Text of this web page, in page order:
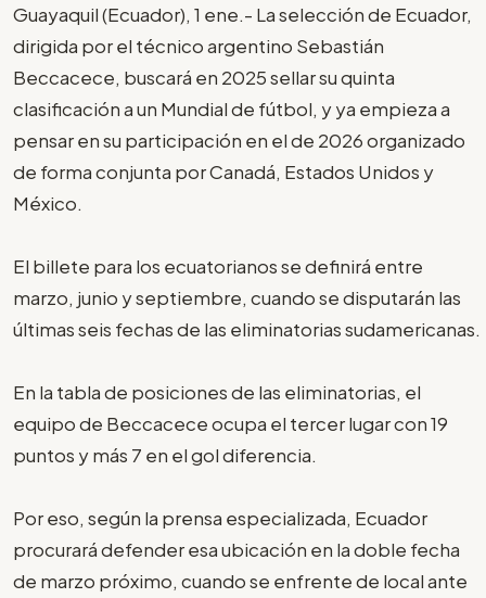
Guayaquil (Ecuador), 1 ene.- La selección de Ecuador,
dirigida por el técnico argentino Sebastián
Beccacece, buscará en 2025 sellar su quinta
clasificación a un Mundial de fútbol, y ya empieza a
pensar en su participación en el de 2026 organizado
de forma conjunta por Canadá, Estados Unidos y
México.
El billete para los ecuatorianos se definirá entre
marzo, junio y septiembre, cuando se disputarán las
últimas seis fechas de las eliminatorias sudamericanas.
En la tabla de posiciones de las eliminatorias, el
equipo de Beccacece ocupa el tercer lugar con 19
puntos y más 7 en el gol diferencia.
Por eso, según la prensa especializada, Ecuador
procurará defender esa ubicación en la doble fecha
de marzo próximo, cuando se enfrente de local ante